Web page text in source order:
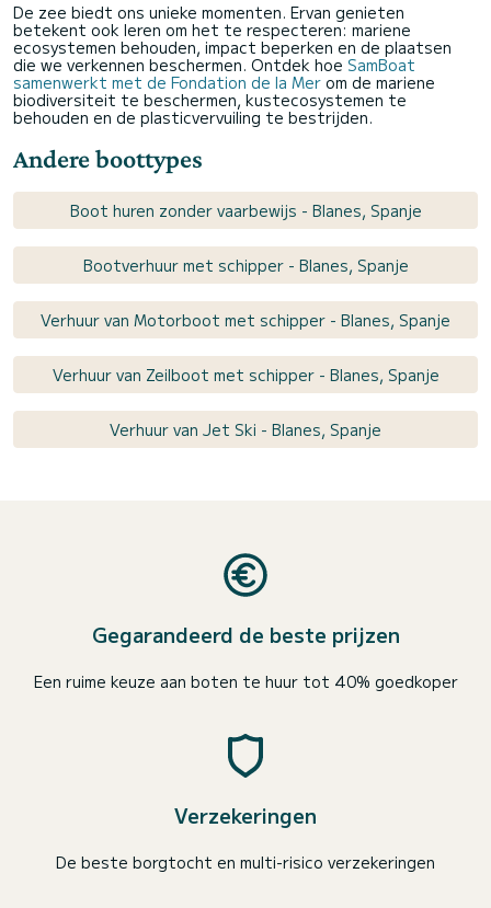
De zee biedt ons unieke momenten. Ervan genieten
betekent ook leren om het te respecteren: mariene
ecosystemen behouden, impact beperken en de plaatsen
die we verkennen beschermen. Ontdek hoe SamBoat
samenwerkt met de Fondation de la Mer om de mariene
biodiversiteit te beschermen, kustecosystemen te
behouden en de plasticvervuiling te bestrijden.
Andere boottypes
Boot huren zonder vaarbewijs - Blanes, Spanje
Bootverhuur met schipper - Blanes, Spanje
Verhuur van Motorboot met schipper - Blanes, Spanje
Verhuur van Zeilboot met schipper - Blanes, Spanje
Verhuur van Jet Ski - Blanes, Spanje
Gegarandeerd de beste prijzen
Een ruime keuze aan boten te huur tot 40% goedkoper
Verzekeringen
De beste borgtocht en multi-risico verzekeringen